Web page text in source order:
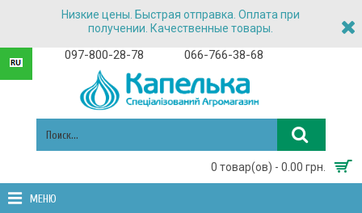
Низкие цены. Быстрая отправка. Оплата при
получении. Качественные товары.
097-800-28-78 066-766-38-68
0 товар(ов) - 0.00 грн.
МЕНЮ